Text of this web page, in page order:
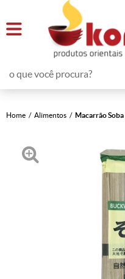
Home Alimentos Macarrão Soba